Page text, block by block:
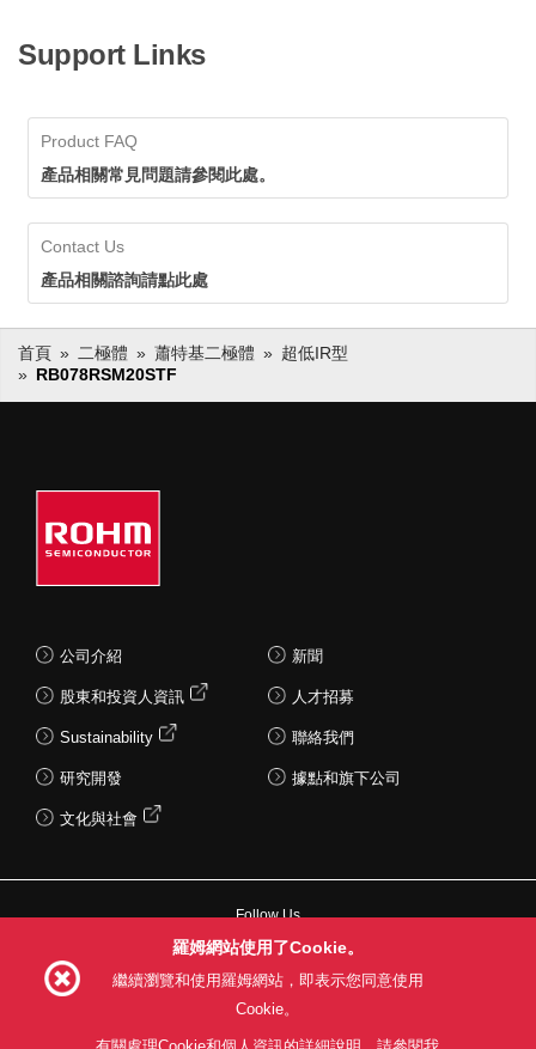
Support Links
Product FAQ
產品相關常見問題請參閱此處。
Contact Us
產品相關諮詢請點此處
首頁 二極體 蕭特基二極體
超低IR型
RB078RSM20STF
公司介紹
股東和投資人資訊
Sustainability
研究開發
文化與社會
新聞
人才招募
聯絡我們
據點和旗下公司
Follow Us
網站使用條款 利用目的 隱私權政策 網站地圖
羅姆網站使用了Cookie。
繼續瀏覽和使用羅姆網站，即表示您同意使用
Cookie。